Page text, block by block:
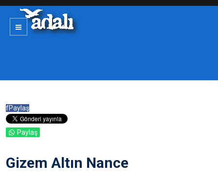
fPaylaş
Paylaş
Gizem Altın Nance